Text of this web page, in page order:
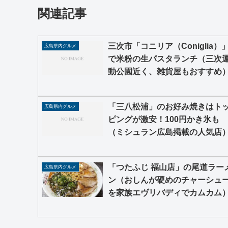
関連記事
広島県内グルメ
三次市「コニリア（Coniglia）
で米粉の生パスタランチ（三次
動公園近く、雑貨屋もおすすめ
広島県内グルメ
「三八松浦」のお好み焼きはト
ピングが激安！100円かき氷も
（ミシュラン広島掲載の人気店
広島県内グルメ
「つたふじ 福山店」の尾道ラー
ン（おしんが硬めのチャーシュ
を家族エヴリバディでカムカム